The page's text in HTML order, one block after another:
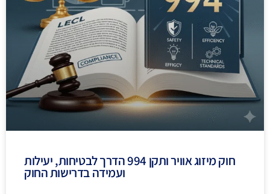
חוק מיזוג אוויר ותקן 994 הדרך לבטיחות, יעילות
ועמידה בדרישות החוק